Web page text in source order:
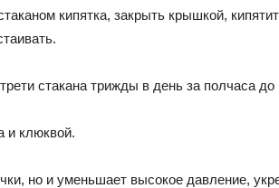
кипятка, закрыть крышкой,
стакана трижды в день за полчаса
и клюквой.
но и уменьшает высокое давление,